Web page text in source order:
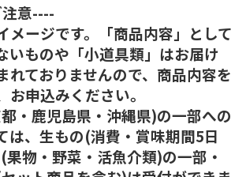
意----
ージです。「商品内容」として
いものや「小道具類」はお届け
れておりませんので、商品内容を
お申込みください。
・鹿児島県・沖縄県)の一部への
は、生もの(消費・賞味期間5日
物・野菜・活魚介類)の一部・